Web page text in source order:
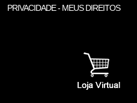
PRIVACIDADE - MEUS DIREITOS